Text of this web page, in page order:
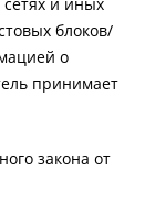
блоков/
о
принимает
закона от